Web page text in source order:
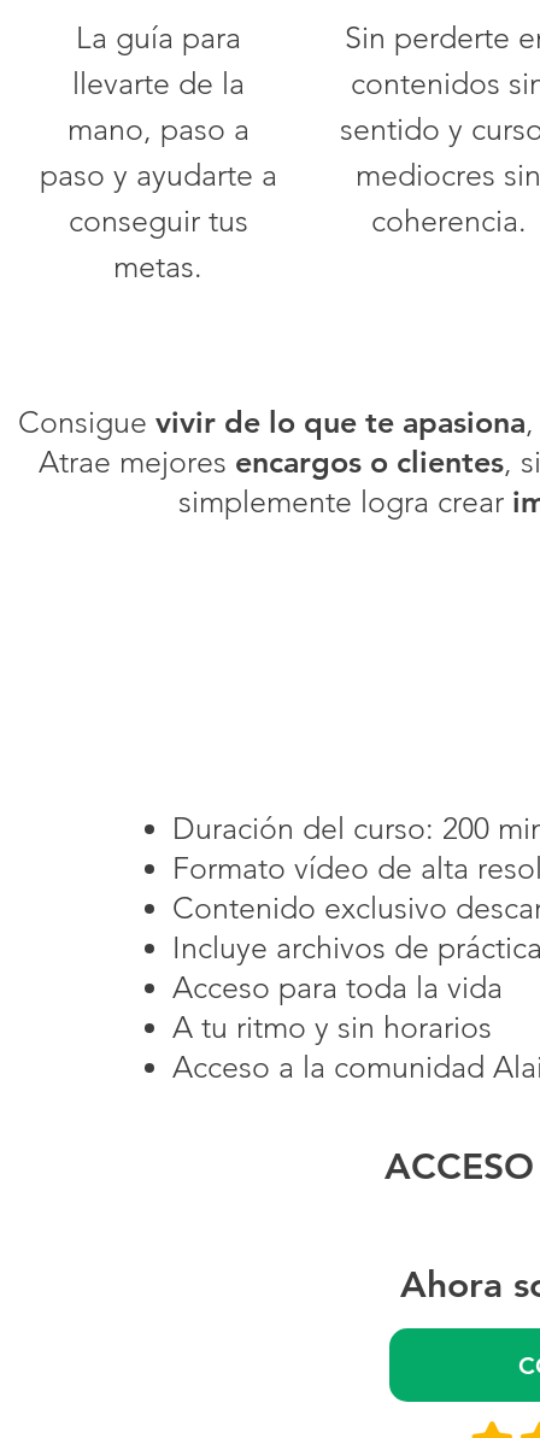
La guía para
llevarte de la
mano, paso a
paso y ayudarte a
conseguir tus
metas.
Sin perderte
contenidos
sentido y
mediocres sin
coherencia.
Consigue vivir de lo que te apasiona
Atrae mejores encargos o clientes,
simplemente logra crear
Duración del curso: 200
Formato vídeo de alta
Contenido exclusivo
Incluye archivos de
Acceso para toda la vida
A tu ritmo y sin horarios
Acceso a la comunidad
Ahora